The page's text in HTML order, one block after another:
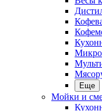
Еще
Мойки и